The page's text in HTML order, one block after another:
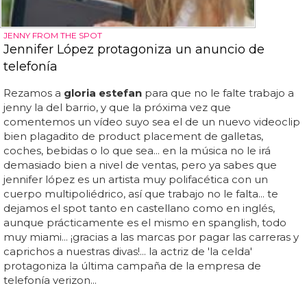
JENNY FROM THE SPOT
Jennifer López protagoniza un anuncio de
telefonía
Rezamos a gloria estefan para que no le falte trabajo a
jenny la del barrio, y que la próxima vez que
comentemos un vídeo suyo sea el de un nuevo videoclip
bien plagadito de product placement de galletas,
coches, bebidas o lo que sea... en la música no le irá
demasiado bien a nivel de ventas, pero ya sabes que
jennifer lópez es un artista muy polifacética con un
cuerpo multipoliédrico, así que trabajo no le falta... te
dejamos el spot tanto en castellano como en inglés,
aunque prácticamente es el mismo en spanglish, todo
muy miami... ¡gracias a las marcas por pagar las carreras y
caprichos a nuestras divas!... la actriz de 'la celda'
protagoniza la última campaña de la empresa de
telefonía verizon...